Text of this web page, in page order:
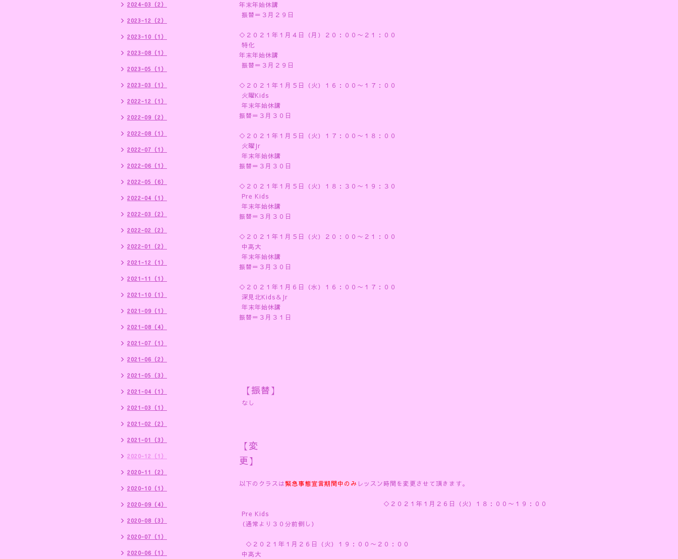
年末年始休講
振替＝３月２９日
◇２０２１年１月４日（月）２０：００〜２１：００
特化
年末年始休講
振替＝３月２９日
◇２０２１年１月５日（火）１６：００〜１７：００
火曜Kids
年末年始休講
振替＝３月３０日
◇２０２１年１月５日（火）１７：００〜１８：００
火曜Jr
年末年始休講
振替＝３月３０日
◇２０２１年１月５日（火）１８：３０〜１９：３０
Pre Kids
年末年始休講
振替＝３月３０日
◇２０２１年１月５日（火）２０：００〜２１：００
中高大
年末年始休講
振替＝３月３０日
◇２０２１年１月６日（水）１６：００〜１７：００
深見北Kids＆Jr
年末年始休講
振替＝３月３１日
【振替】
なし
【変
更】
以下のクラスは緊急事態宣言期間中のみ レッスン時間を変更させて頂きます。
◇２０２１年１月２６日（火）１８：００〜１９：００
Pre Kids
（通常より３０分前倒し）
◇２０２１年１月２６日（火）１９：００〜２０：００
中高大
2024-03（2）
2023-12（2）
2023-10（1）
2023-08（1）
2023-05（1）
2023-03（1）
2022-12（1）
2022-09（2）
2022-08（1）
2022-07（1）
2022-06（1）
2022-05（6）
2022-04（1）
2022-03（2）
2022-02（2）
2022-01（2）
2021-12（1）
2021-11（1）
2021-10（1）
2021-09（1）
2021-08（4）
2021-07（1）
2021-06（2）
2021-05（3）
2021-04（1）
2021-03（1）
2021-02（2）
2021-01（3）
2020-12（1）
2020-11（2）
2020-10（1）
2020-09（4）
2020-08（3）
2020-07（1）
2020-06（1）